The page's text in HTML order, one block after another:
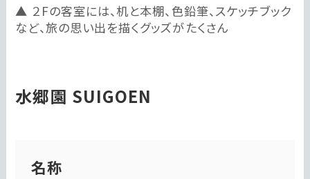
２Fの客室には、机と本棚、色鉛筆、スケッチブック
など、旅の思い出を描くグッズがたくさん
水郷園 SUIGOEN
名称